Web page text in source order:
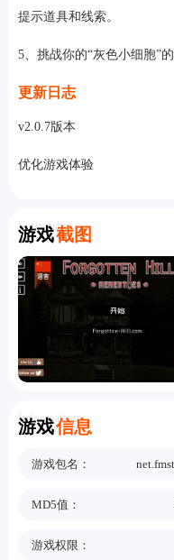
提示道具和线索。
5、挑战你的“灰色小细胞”
更新日志
v2.0.7版本
优化游戏体验
游戏截图
Screenshot
游戏信息
Information
游戏包名：
MD5值：
游戏权限：